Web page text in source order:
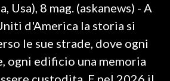
Usa), 8 mag. (askanews) - A
d'America la storia si
le sue strade, dove ogni
ogni edificio una memoria